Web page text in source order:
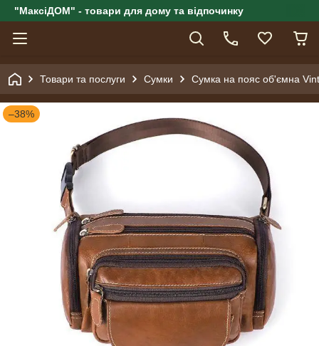
"МаксіДОМ" - товари для дому та відпочинку
Товари та послуги Сумки Сумка на пояс об'ємна
–38%